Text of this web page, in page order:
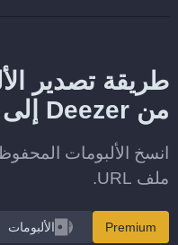
طريقة تصدير
من Deezer إلى URL
ملف URL.
Premium الألبومات